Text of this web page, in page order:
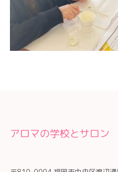
アロマの学校とサロン